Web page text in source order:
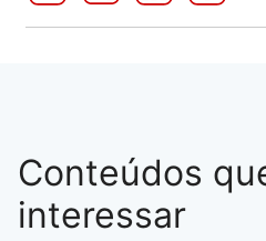
Conteúdos
interessar